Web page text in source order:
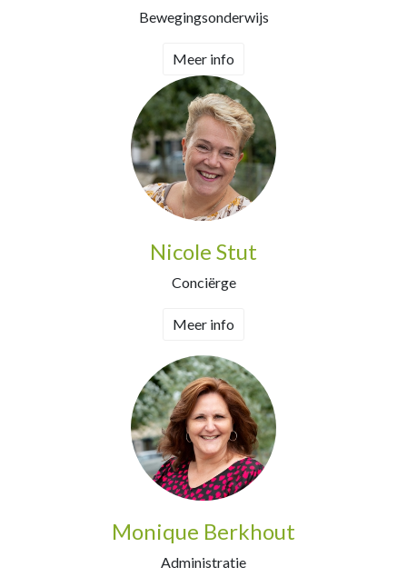
Bewegingsonderwijs
Meer info
Nicole Stut
Conciërge
Meer info
Monique Berkhout
Administratie